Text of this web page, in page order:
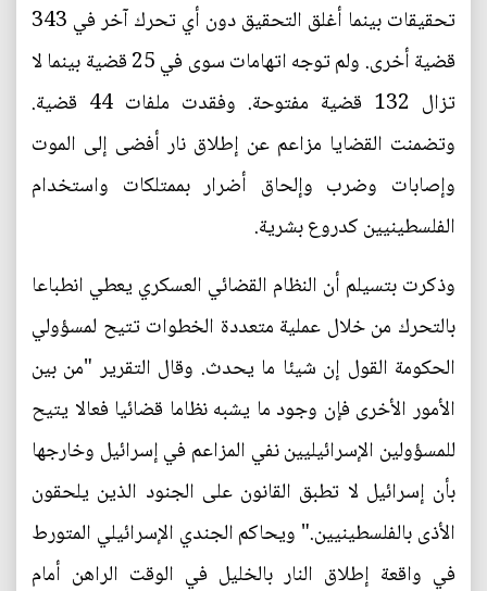
تحقيقات بينما أغلق التحقيق دون أي تحرك آخر في 343
قضية أخرى. ولم توجه اتهامات سوى في 25 قضية بينما لا
تزال 132 قضية مفتوحة. وفقدت ملفات 44 قضية.
وتضمنت القضايا مزاعم عن إطلاق نار أفضى إلى الموت
وإصابات وضرب وإلحاق أضرار بممتلكات واستخدام
الفلسطينيين كدروع بشرية.
وذكرت بتسيلم أن النظام القضائي العسكري يعطي انطباعا
بالتحرك من خلال عملية متعددة الخطوات تتيح لمسؤولي
الحكومة القول إن شيئا ما يحدث. وقال التقرير "من بين
الأمور الأخرى فإن وجود ما يشبه نظاما قضائيا فعالا يتيح
للمسؤولين الإسرائيليين نفي المزاعم في إسرائيل وخارجها
بأن إسرائيل لا تطبق القانون على الجنود الذين يلحقون
الأذى بالفلسطينيين." ويحاكم الجندي الإسرائيلي المتورط
في واقعة إطلاق النار بالخليل في الوقت الراهن أمام